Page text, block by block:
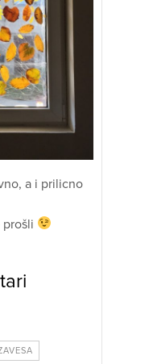
a i prilicno
prošli